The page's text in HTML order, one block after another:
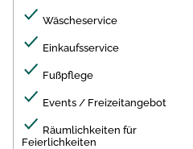
Wäscheservice
Einkaufsservice
Fußpflege
Events / Freizeitangebot
Räumlichkeiten für
Feierlichkeiten